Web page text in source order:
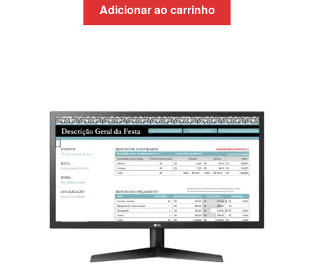
Adicionar ao carrinho